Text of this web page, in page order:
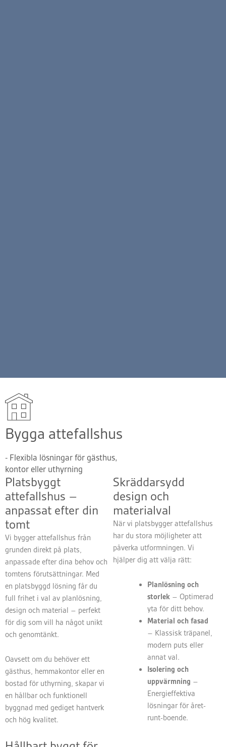
Bygga attefallshus
- Flexibla lösningar för gästhus,
kontor eller uthyrning
Platsbyggt
attefallshus –
anpassat efter din
tomt
Vi bygger attefallshus från
grunden direkt på plats,
anpassade efter dina behov och
tomtens förutsättningar. Med
en platsbyggd lösning får du
full frihet i val av planlösning,
design och material – perfekt
för dig som vill ha något unikt
och genomtänkt.
Oavsett om du behöver ett
gästhus, hemmakontor eller en
bostad för uthyrning, skapar vi
en hållbar och funktionell
byggnad med gediget hantverk
och hög kvalitet.
Skräddarsydd
design och
materialval
När vi platsbygger attefallshus
har du stora möjligheter att
påverka utformningen. Vi
hjälper dig att välja rätt:
Planlösning och
storlek – Optimerad
yta för ditt behov.
Material och fasad
– Klassisk träpanel,
modern puts eller
annat val.
Isolering och
uppvärmning –
Energieffektiva
lösningar för året-
runt-boende.